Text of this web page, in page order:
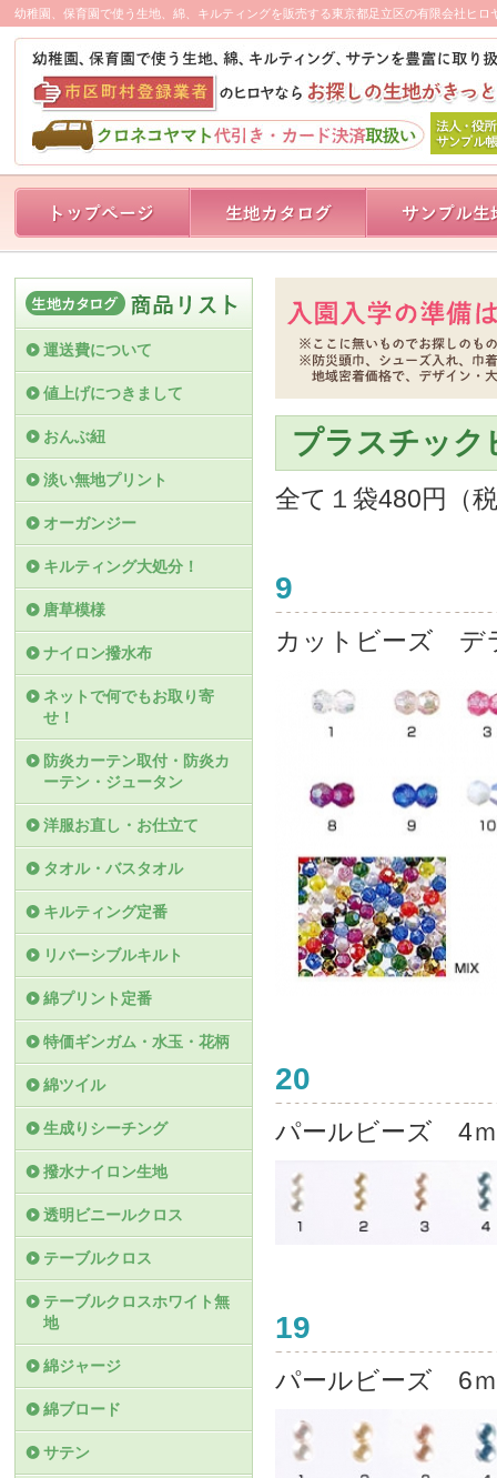
幼稚園、保育園で使う生地、綿、キルティングを販売する東京都足立区の有限会社ヒ
プラスチック
全て１袋480円（
9
カットビーズ デ
20
パールビーズ 4
19
パールビーズ 6
運送費について
値上げにつきまして
おんぶ紐
淡い無地プリント
オーガンジー
キルティング大処分！
唐草模様
ナイロン撥水布
ネットで何でもお取り寄
せ！
防炎カーテン取付・防炎カ
ーテン・ジュータン
洋服お直し・お仕立て
タオル・バスタオル
キルティング定番
リバーシブルキルト
綿プリント定番
特価ギンガム・水玉・花柄
綿ツイル
生成りシーチング
撥水ナイロン生地
透明ビニールクロス
テーブルクロス
テーブルクロスホワイト無
地
綿ジャージ
綿ブロード
サテン